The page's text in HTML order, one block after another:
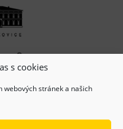
s cookies
webových stránek a našich